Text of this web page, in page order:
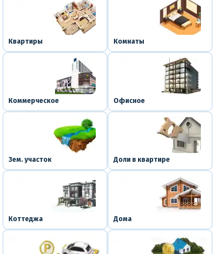
Квартиры Комнаты
Коммерческое Офисное
Зем. участок Доли в квартире
Коттеджа Дома